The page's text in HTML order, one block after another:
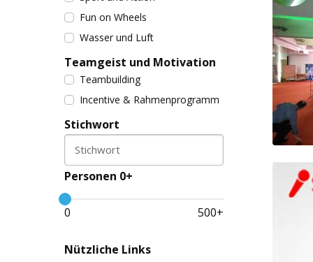
Fun on Wheels
Wasser und Luft
Teamgeist und Motivation
Teambuilding
Incentive & Rahmenprogramm
Stichwort
Stichwort
Personen 0+
0 500+
Nützliche Links